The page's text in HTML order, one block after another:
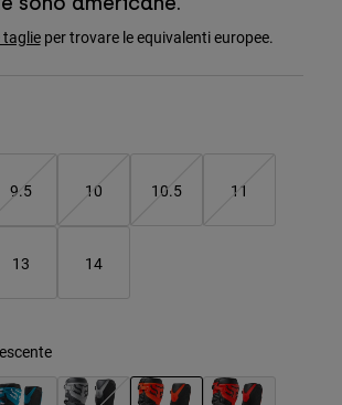
taglieper trovare le equivalenti europee.
9.5 10 10.5 11
13 14